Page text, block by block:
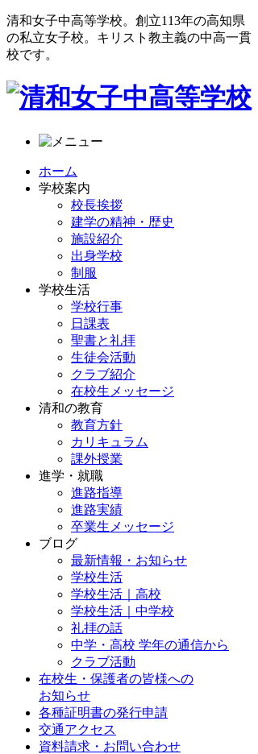
清和女子中高等学校。創立113年の高知県
の私立女子校。キリスト教主義の中高一貫
校です。
ホーム
学校案内
校長挨拶
建学の精神・歴史
施設紹介
出身学校
制服
学校生活
学校行事
日課表
聖書と礼拝
生徒会活動
クラブ紹介
在校生メッセージ
清和の教育
教育方針
カリキュラム
課外授業
進学・就職
進路指導
進路実績
卒業生メッセージ
ブログ
最新情報・お知らせ
学校生活
学校生活｜高校
学校生活｜中学校
礼拝の話
中学・高校 学年の通信から
クラブ活動
在校生・保護者の皆様への
お知らせ
各種証明書の発行申請
交通アクセス
資料請求・お問い合わせ